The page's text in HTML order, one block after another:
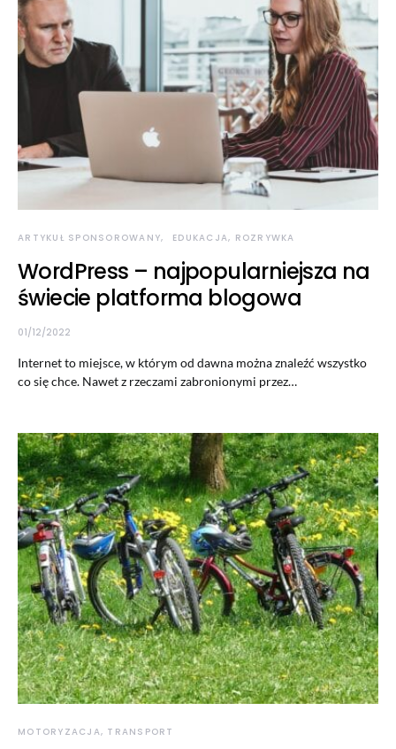
ARTYKUŁ SPONSOROWANY EDUKACJA, ROZRYWKA
WordPress – najpopularniejsza na
świecie platforma blogowa
01/12/2022
Internet to miejsce, w którym od dawna można znaleźć wszystko
co się chce. Nawet z rzeczami zabronionymi przez…
MOTORYZACJA, TRANSPORT